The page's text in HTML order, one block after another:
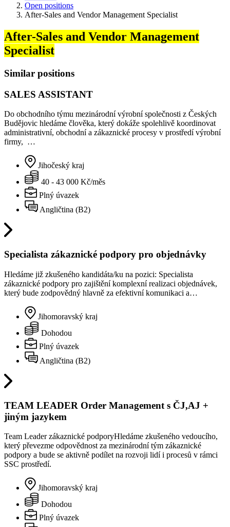
Open positions
After-Sales and Vendor Management Specialist
After-Sales and Vendor Management
Specialist
Similar positions
SALES ASSISTANT
Do obchodního týmu mezinárodní výrobní společnosti z Českých
Budějovic hledáme člověka, který dokáže spolehlivě koordinovat
administrativní, obchodní a zákaznické procesy v prostředí výrobní
firmy, …
Jihočeský kraj
40 - 43 000 Kč/měs
Plný úvazek
Angličtina (B2)
Specialista zákaznické podpory pro objednávky
Hledáme již zkušeného kandidáta/ku na pozici: Specialista
zákaznické podpory pro zajištění komplexní realizaci objednávek,
který bude zodpovědný hlavně za efektivní komunikaci a…
Jihomoravský kraj
Dohodou
Plný úvazek
Angličtina (B2)
TEAM LEADER Order Management s ČJ,AJ +
jiným jazykem
Team Leader zákaznické podporyHledáme zkušeného vedoucího,
který převezme odpovědnost za mezinárodní tým zákaznické
podpory a bude se aktivně podílet na rozvoji lidí i procesů v rámci
SSC prostředí.
Jihomoravský kraj
Dohodou
Plný úvazek